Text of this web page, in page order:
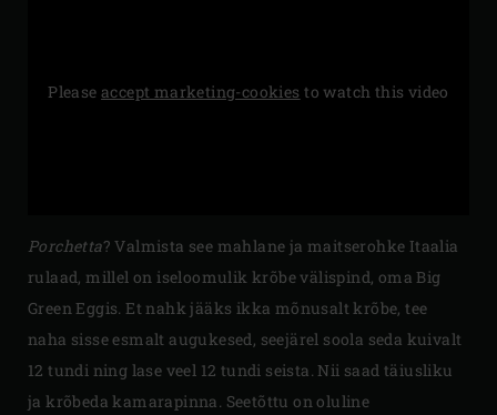
Pleaseaccept marketing-cookies to watch this video
Porchetta? Valmista see mahlane ja maitserohke Itaalia
rulaad, millel on iseloomulik krõbe välispind, oma Big
Green Eggis. Et nahk jääks ikka mõnusalt krõbe, tee
naha sisse esmalt augukesed, seejärel soola seda kuivalt
12 tundi ning lase veel 12 tundi seista. Nii saad täiusliku
ja krõbeda kamarapinna. Seetõttu on oluline